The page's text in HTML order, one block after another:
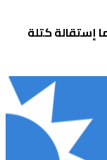
إستقالة كتلة